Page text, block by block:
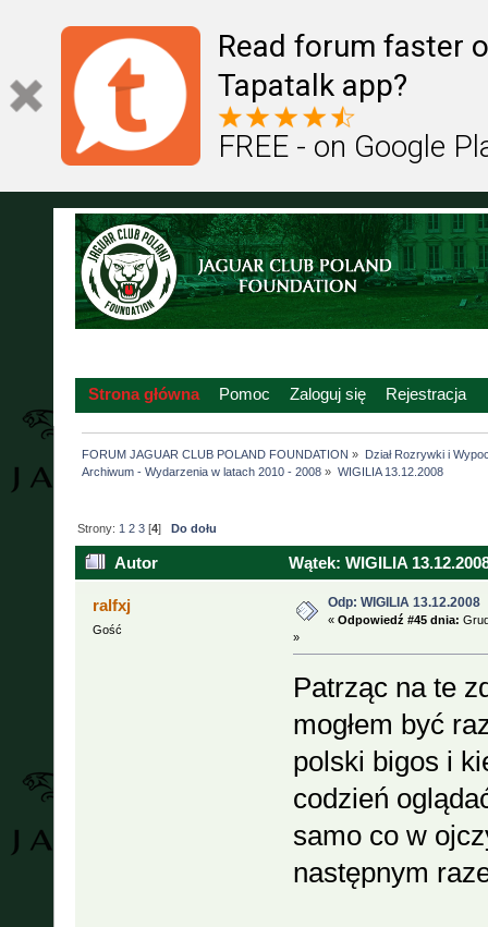
Read forum faster
Tapatalk app?
FREE - on Google
Strona główna Pomoc Zaloguj się Rejestracja
FORUM JAGUAR CLUB POLAND FOUNDATION »
Dział Rozrywki i
Archiwum - Wydarzenia w latach 2010 - 2008 » WIGILIA 13.12.2008
Strony: 1 2 3 [4] Do dołu
Autor Wątek: WIGILIA
ralfxj
Gość
Odp: WIGILIA 13.12.2008
« Odpowiedź #45 dnia:
»
Patrząc na te
mogłem być
polski bigos i
codzień
samo co w
następnym